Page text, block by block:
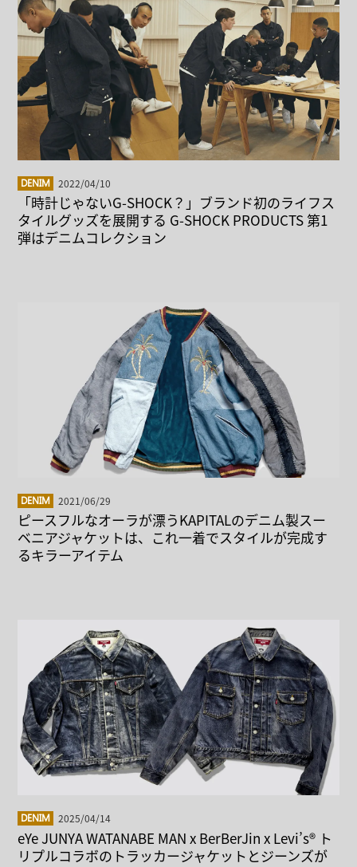
DENIM 2022/04/10
「時計じゃないG-SHOCK？」ブランド初のライフス
タイルグッズを展開する G-SHOCK PRODUCTS 第1
弾はデニムコレクション
DENIM 2021/06/29
ピースフルなオーラが漂うKAPITALのデニム製スー
ベニアジャケットは、これ一着でスタイルが完成す
るキラーアイテム
DENIM 2025/04/14
eYe JUNYA WATANABE MAN x BerBerJin x Levi’s® ト
リプルコラボのトラッカージャケットとジーンズが